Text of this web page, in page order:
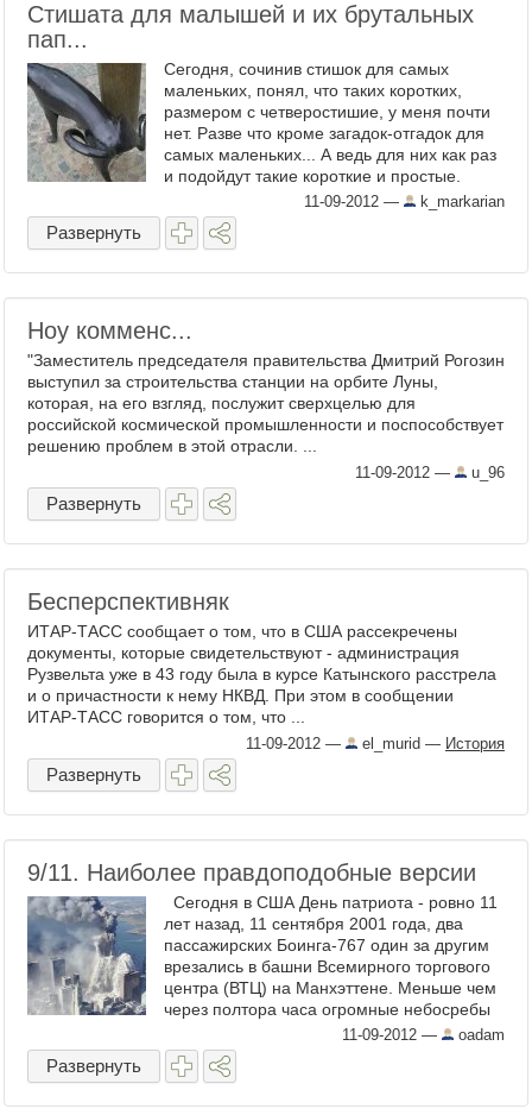
Стишата для малышей и их брутальных
пап...
Сегодня, сочинив стишок для самых
маленьких, понял, что таких коротких,
размером с четверостишие, у меня почти
нет. Разве что кроме загадок-отгадок для
самых маленьких... А ведь для них как раз
и подойдут такие короткие и простые.
11-09-2012 — k_markarian
Развернуть
Ноу комменс...
"Заместитель председателя правительства Дмитрий Рогозин
выступил за строительства станции на орбите Луны,
которая, на его взгляд, послужит сверхцелью для
российской космической промышленности и поспособствует
решению проблем в этой отрасли. ...
11-09-2012 — u_96
Развернуть
Бесперспективняк
ИТАР-ТАСС сообщает о том, что в США рассекречены
документы, которые свидетельствуют - администрация
Рузвельта уже в 43 году была в курсе Катынского расстрела
и о причастности к нему НКВД. При этом в сообщении
ИТАР-ТАСС говорится о том, что ...
11-09-2012 — el_murid — История
Развернуть
9/11. Наиболее правдоподобные версии
Сегодня в США День патриота - ровно 11
лет назад, 11 сентября 2001 года, два
пассажирских Боинга-767 один за другим
врезались в башни Всемирного торгового
центра (ВТЦ) на Манхэттене. Меньше чем
через полтора часа огромные небосребы
11-09-2012 — oadam
Развернуть